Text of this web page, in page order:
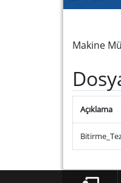
Makine
Açıklama